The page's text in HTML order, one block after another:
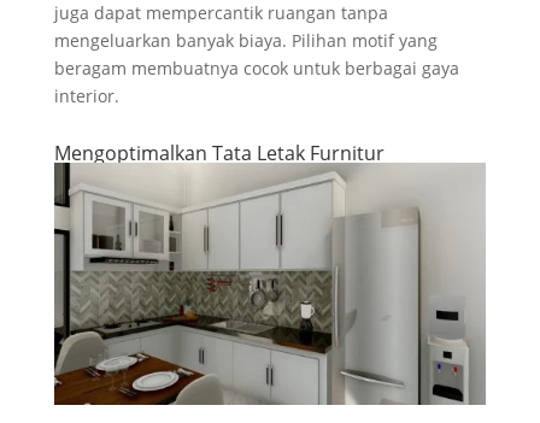
juga dapat mempercantik ruangan tanpa
mengeluarkan banyak biaya. Pilihan motif yang
beragam membuatnya cocok untuk berbagai gaya
interior.
Mengoptimalkan Tata Letak Furnitur